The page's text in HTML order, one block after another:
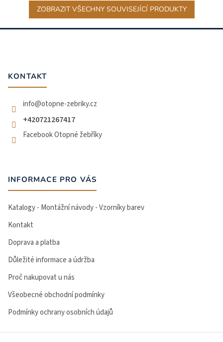
ZOBRAZIT VŠECHNY SOUVISEJÍCÍ PRODUKTY
Z
KONTAKT
info@otopne-zebriky.cz
+420721267417
Facebook Otopné žebříky
INFORMACE PRO VÁS
Katalogy - Montážní návody - Vzorníky barev
Kontakt
Doprava a platba
Důležité informace a údržba
Proč nakupovat u nás
Všeobecné obchodní podmínky
Podmínky ochrany osobních údajů